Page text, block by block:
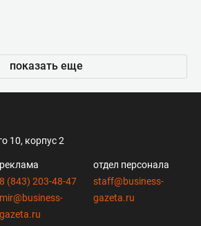
показать еще
10, корпус 2
реклама
8 (843) 203-48-47
mir@business-
gazeta.ru
отдел персонала
staff@business-
gazeta.ru